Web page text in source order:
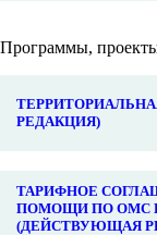
Программы,
РЕДАКЦИЯ)
ТАРИФНОЕ
ПОМОЩИ ПО ОМС
(ДЕЙСТВУЮЩАЯ